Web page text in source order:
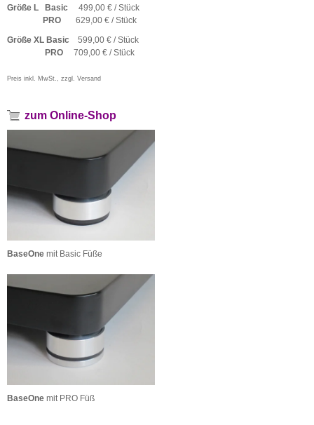
Größe L Basic 499,00 € / Stück
PRO 629,00 € / Stück
Größe XL Basic 599,00 € / Stück
PRO 709,00 € / Stück
Preis inkl. MwSt., zzgl. Versand
zum Online-Shop
BaseOne mit Basic Füße
BaseOne mit PRO Füß